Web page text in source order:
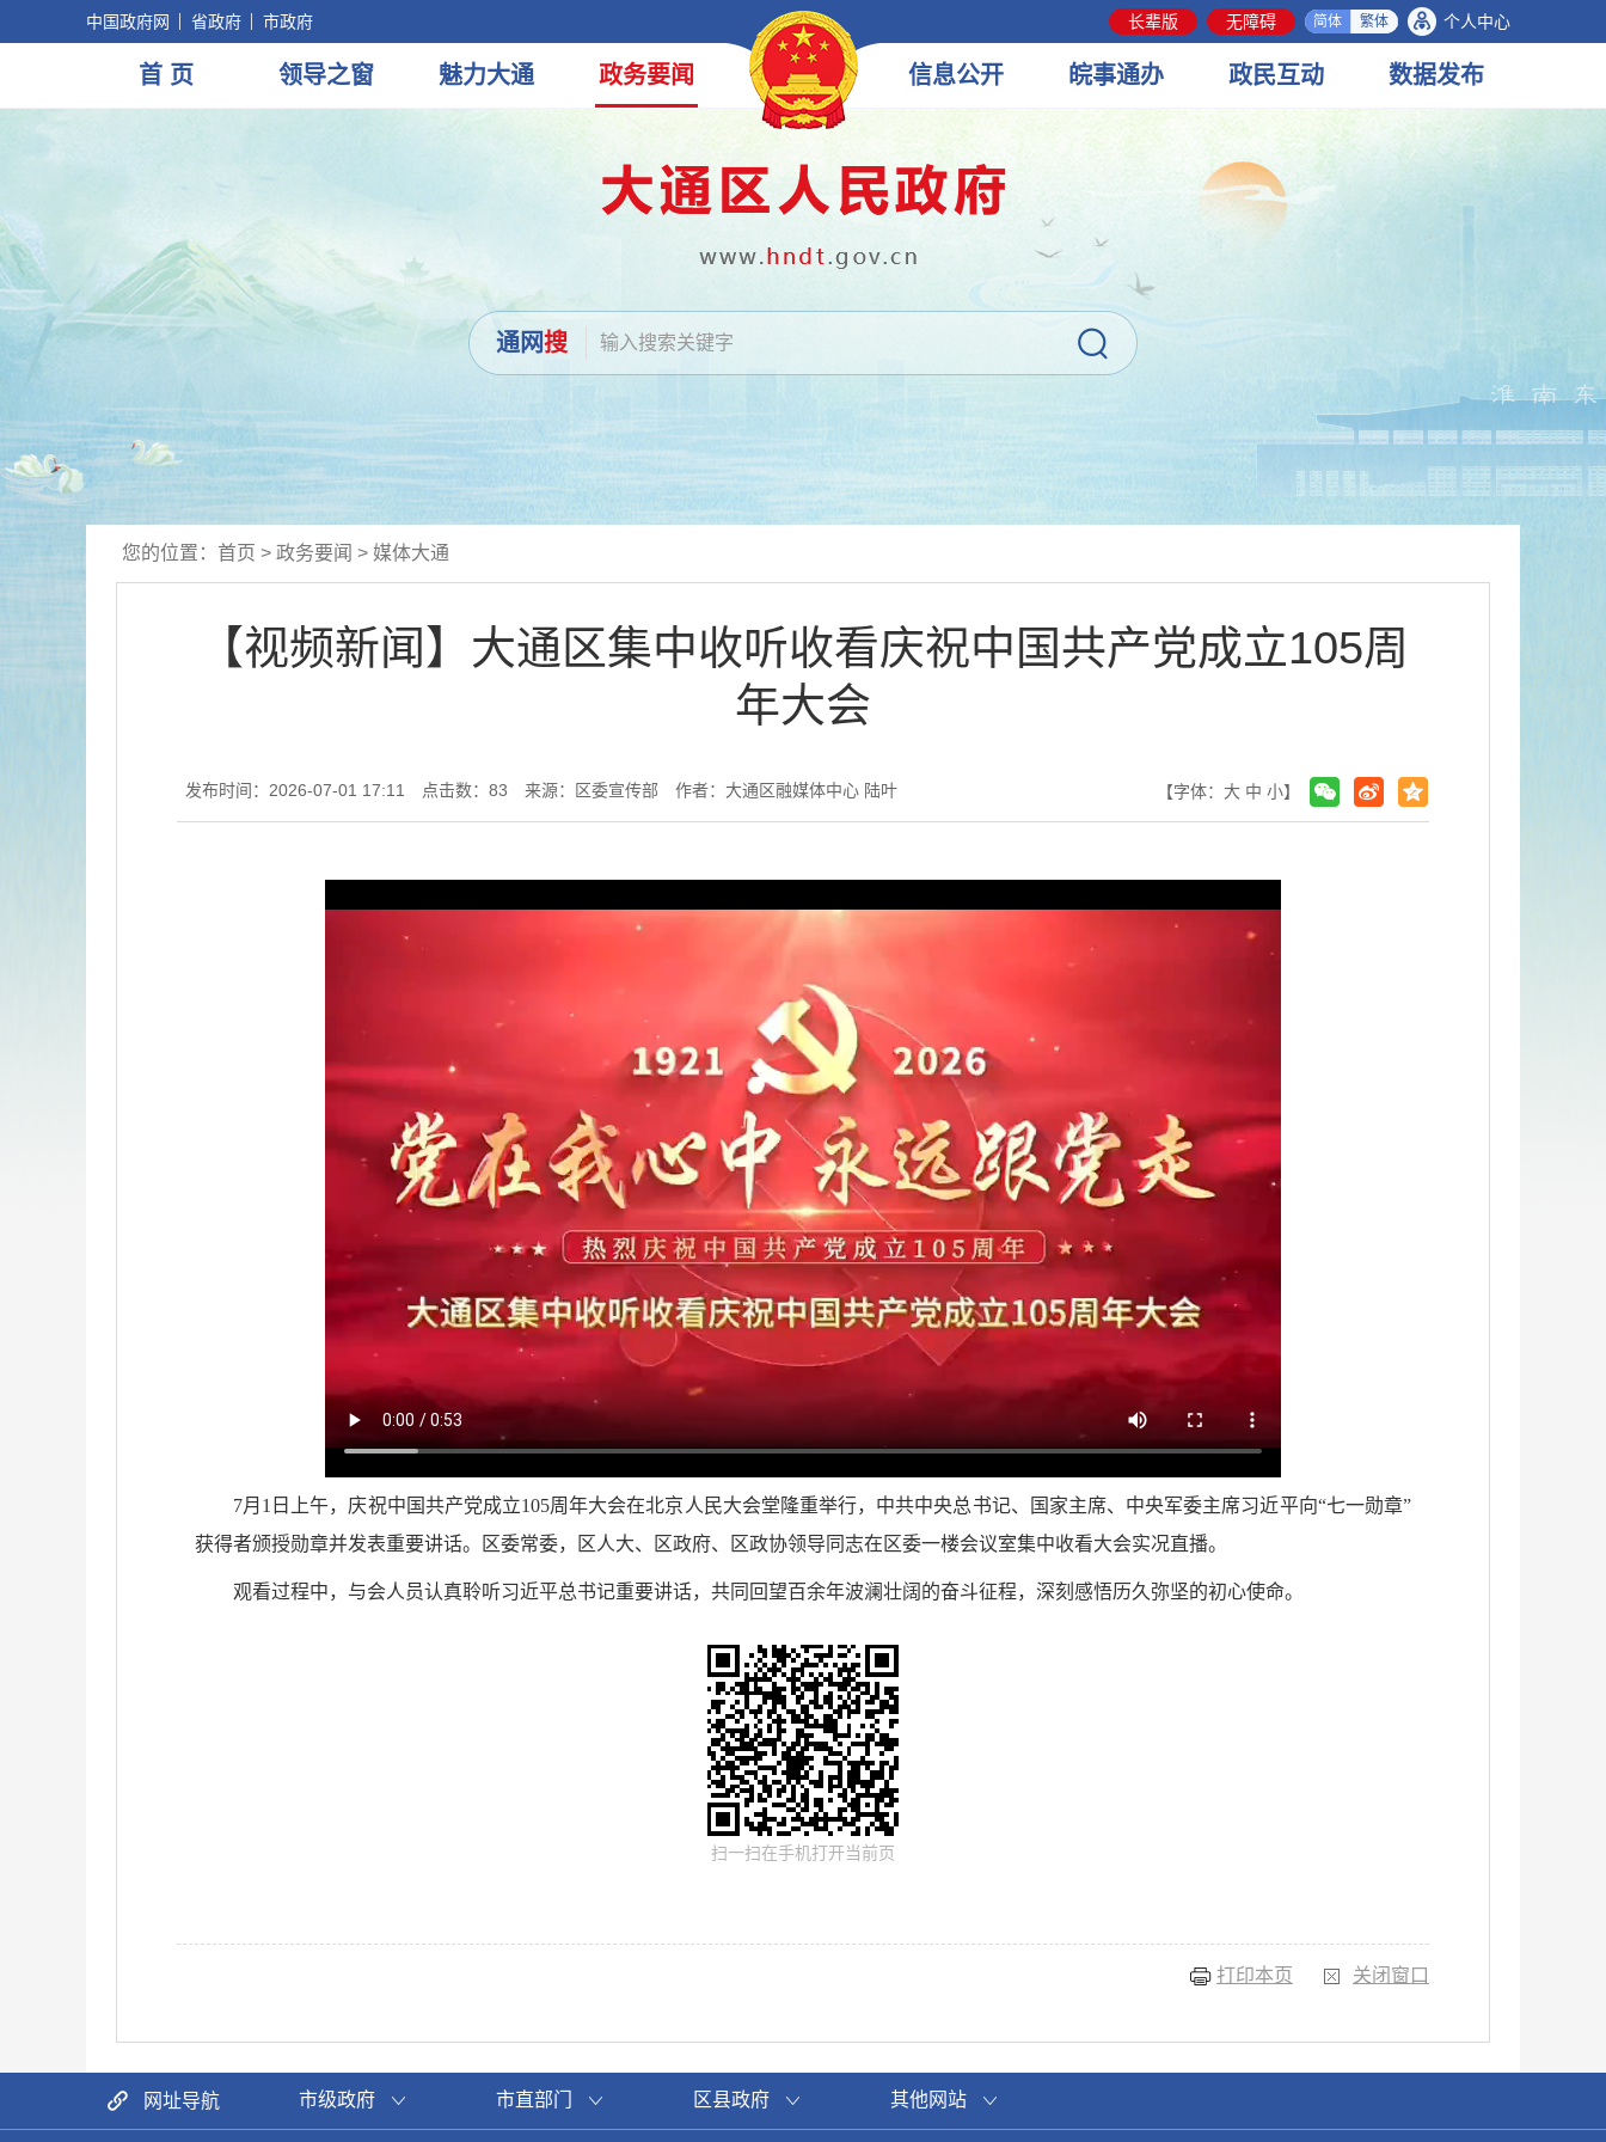
中国政府网 省政府 市政府 长辈版 无障碍 简体 繁体 个人中心
首 页 领导之窗 魅力大通 政务要闻 信息公开 皖事通办 政民互动 数据发布
通网搜
您的位置： 首页 > 政务要闻 > 媒体大通
【视频新闻】大通区集中收听收看庆祝中国共产党成立105周
年大会
发布时间：2026-07-01 17:11 点击数： 83 来源：区委宣传部 作者：大通区融媒体中心 陆叶 【字体： 大 中 小】
7月1日上午，庆祝中国共产党成立105周年大会在北京人民大会堂隆重举行，中共中央总书记、国家主席、中央军委主席习近平向“七一勋章”
获得者颁授勋章并发表重要讲话。区委常委，区人大、区政府、区政协领导同志在区委一楼会议室集中收看大会实况直播。
观看过程中，与会人员认真聆听习近平总书记重要讲话，共同回望百余年波澜壮阔的奋斗征程，深刻感悟历久弥坚的初心使命。
扫一扫在手机打开当前页
打印本页 关闭窗口
网址导航 市级政府 市直部门 区县政府 其他网站